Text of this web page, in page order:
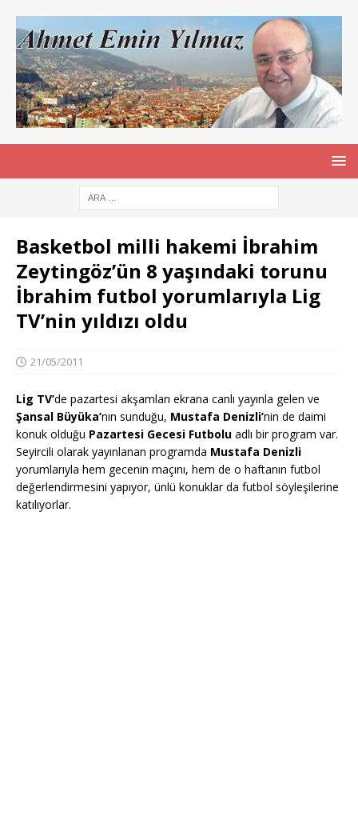
Basketbol milli hakemi İbrahim
Zeytingöz’ün 8 yaşındaki torunu
İbrahim futbol yorumlarıyla Lig
TV’nin yıldızı oldu
21/05/2011
Lig TV’de pazartesi akşamları ekrana canlı yayınla gelen ve
Şansal Büyüka’nın sunduğu, Mustafa Denizli’nin de daimi
konuk olduğu Pazartesi Gecesi Futbolu adlı bir program var.
Seyircili olarak yayınlanan programda Mustafa Denizli
yorumlarıyla hem gecenin maçını, hem de o haftanın futbol
değerlendirmesini yapıyor, ünlü konuklar da futbol söyleşilerine
katılıyorlar.